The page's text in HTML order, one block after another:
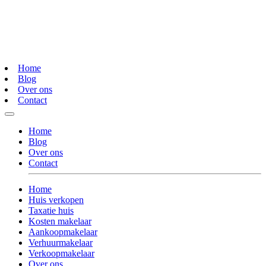
Home
Blog
Over ons
Contact
Home
Blog
Over ons
Contact
Home
Huis verkopen
Taxatie huis
Kosten makelaar
Aankoopmakelaar
Verhuurmakelaar
Verkoopmakelaar
Over ons